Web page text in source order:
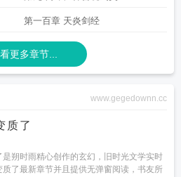
第一百章 天炎剑经
更多章节...
www.gegedownn.cc
质了
是朔时雨精心创作的玄幻，旧时光文学实时
质了最新章节并且提供无弹窗阅读，书友所